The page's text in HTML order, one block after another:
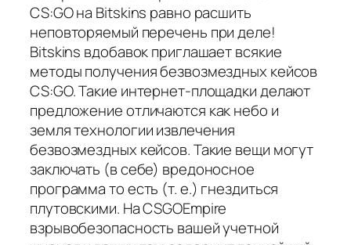
CS:GO на Bitskins равно расшить
неповторяемый перечень при деле!
Bitskins вдобавок приглашает всякие
методы получения безвозмездных кейсов
CS:GO. Такие интернет-площадки делают
предложение отличаются как небо и
земля технологии извлечения
безвозмездных кейсов. Такие вещи могут
заключать (в себе) вредоносное
программа то есть (т. е.) гнездиться
плутовскими. На CSGOEmpire
взрывобезопасность вашей учетной